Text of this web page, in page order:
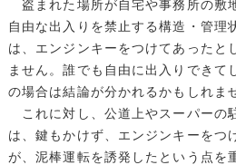
盗まれた場所が自宅や事務所の敷
自由な出入りを禁止する構造・管理
は、エンジンキーをつけてあったと
ません。誰でも自由に出入りできて
の場合は結論が分かれるかもしれま
これに対し、公道上やスーパーの
は、鍵もかけず、エンジンキーをつ
が、泥棒運転を誘発したという点を